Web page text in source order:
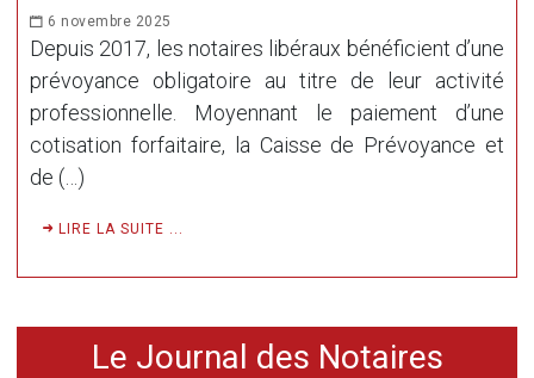
6 novembre 2025
Depuis 2017, les notaires libéraux bénéficient d’une
prévoyance obligatoire au titre de leur activité
professionnelle. Moyennant le paiement d’une
cotisation forfaitaire, la Caisse de Prévoyance et
de (…)
LIRE LA SUITE ...
Le Journal des Notaires